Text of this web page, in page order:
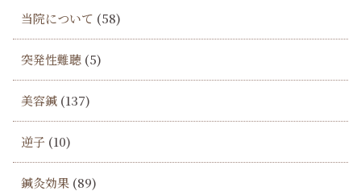
当院について (58)
突発性難聴 (5)
美容鍼 (137)
逆子 (10)
鍼灸効果 (89)